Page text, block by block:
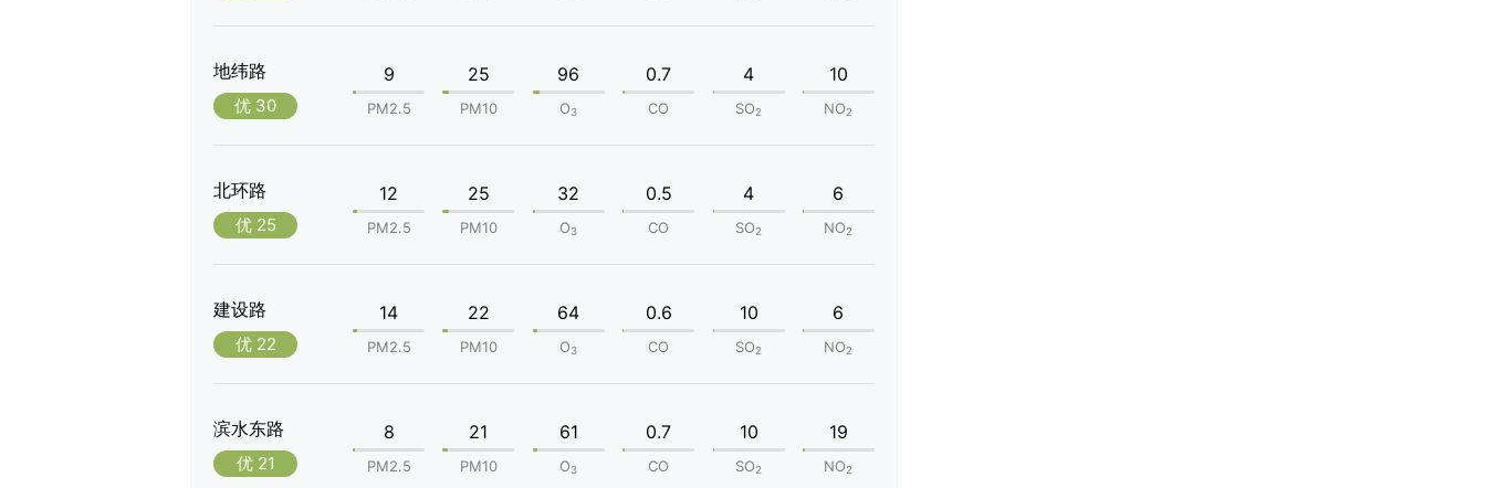
地纬路
优 30
9
PM2.5
25
PM10
96
O3
0.7
CO
4
SO2
10
NO2
北环路
优 25
12
PM2.5
25
PM10
32
O3
0.5
CO
4
SO2
6
NO2
建设路
优 22
14
PM2.5
22
PM10
64
O3
0.6
CO
10
SO2
6
NO2
滨水东路
优 21
8
PM2.5
21
PM10
61
O3
0.7
CO
10
SO2
19
NO2